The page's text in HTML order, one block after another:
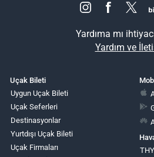
Yardıma mı
Yardım ve
Uçak Bileti
Uygun Uçak Bileti
Uçak Seferleri
Destinasyonlar
Yurtdışı Uçak Bileti
Uçak Firmaları
THY